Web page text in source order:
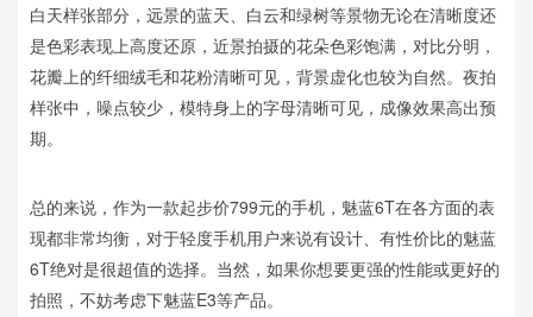
白天样张部分，远景的蓝天、白云和绿树等景物无论在清晰度还
是色彩表现上高度还原，近景拍摄的花朵色彩饱满，对比分明，
花瓣上的纤细绒毛和花粉清晰可见，背景虚化也较为自然。夜拍
样张中，噪点较少，模特身上的字母清晰可见，成像效果高出预
期。
总的来说，作为一款起步价799元的手机，魅蓝6T在各方面的表
现都非常均衡，对于轻度手机用户来说有设计、有性价比的魅蓝
6T绝对是很超值的选择。当然，如果你想要更强的性能或更好的
拍照，不妨考虑下魅蓝E3等产品。